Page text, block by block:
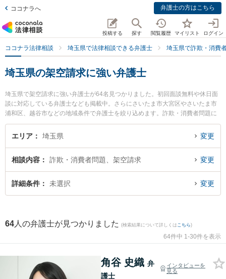
ココナラへ 弁護士の方はこちら
投稿する 探す 閲覧履歴 マイリスト ログイン
ココナラ法律相談 埼玉県で法律相談できる弁護士 埼玉県で詐欺・消費
埼玉県の架空請求に強い弁護士
埼玉県で架空請求に強い弁護士が64名見つかりました。初回面談無料や休日面
談に対応している弁護士なども掲載中。さらにさいたま市大宮区やさいたま市
浦和区、越谷市などの地域条件で弁護士を絞り込めます。詐欺・消費者問題に
関係する投資詐欺や副業詐欺、FX詐欺等の細かな分野での絞り込み検索もでき
便利です。特に大野角谷法律事務所の角谷 史織弁護士やふじみ野法律事務所の
土日や夜間に発生した架空請求のトラブルを今すぐに弁護士に相談したい』
『架空請求のトラブル解決の実績豊富な近くの弁護士を検索したい』『初回相
談無料で架空請求を法律相談できる埼玉県内の弁護士に相談予約したい』など
エリア 埼玉県 変更
相談内容 詐欺・消費者問題、架空請求 変更
詳細条件 未選択 変更
64 人の弁護士が見つかりました (検索結果について詳しくは こちら)
64件中 1-30件を表示
角谷 史織 弁
護士
インタビューを
見る